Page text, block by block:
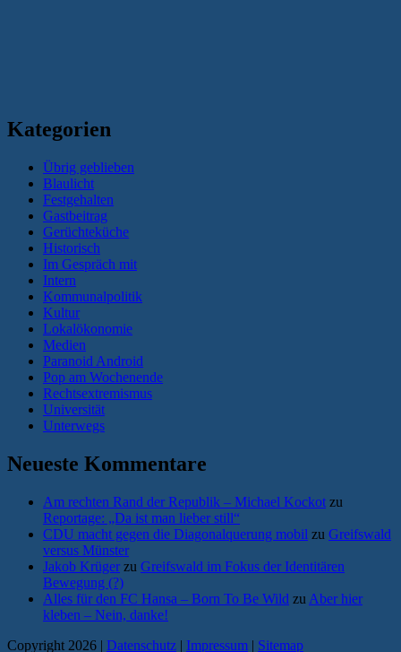
Kategorien
Übrig geblieben
Blaulicht
Festgehalten
Gastbeitrag
Gerüchteküche
Historisch
Im Gespräch mit
Intern
Kommunalpolitik
Kultur
Lokalökonomie
Medien
Paranoid Android
Pop am Wochenende
Rechtsextremismus
Universität
Unterwegs
Neueste Kommentare
Am rechten Rand der Republik – Michael Kockot zu
Reportage: „Da ist man lieber still“
CDU macht gegen die Diagonalquerung mobil zu Greifswald
versus Münster
Jakob Krüger zu Greifswald im Fokus der Identitären
Bewegung (?)
Alles für den FC Hansa – Born To Be Wild zu Aber hier
kleben – Nein, danke!
Copyright 2026 | Datenschutz | Impressum | Sitemap